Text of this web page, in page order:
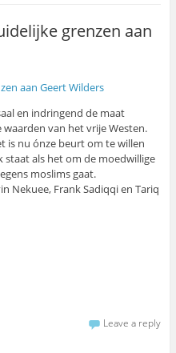
grenzen aan
aan Geert Wilders
en indringend de maat
van het vrije Westen.
is nu ónze beurt om te willen
als het om de moedwillige
moslims gaat.
Nekuee, Frank Sadiqqi en Tariq
Leave a reply